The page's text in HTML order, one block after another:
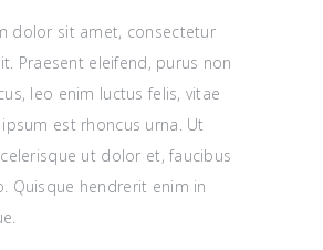
dolor sit amet, consectetur
Praesent eleifend, purus non
leo enim luctus felis, vitae
est rhoncus urna. Ut
ut dolor et, faucibus
Quisque hendrerit enim in